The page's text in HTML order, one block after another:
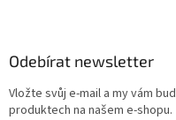
Odebírat newsletter
Vložte svůj e-mail a my vám
produktech na našem e-shopu.